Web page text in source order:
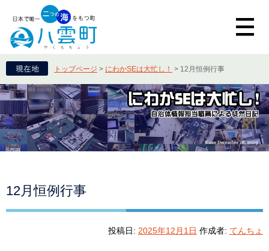
トップページ > にわかSEは大忙し！ > 12月恒例行事
12月恒例行事
投稿日: 2025年12月1日 作成者: てんちょ